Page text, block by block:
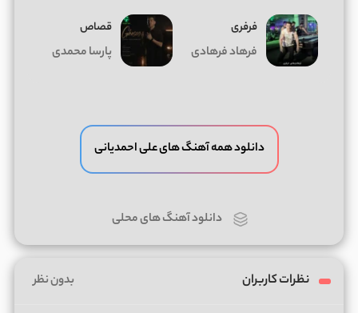
فرفری
فرهاد فرهادی
قصاص
پارسا محمدی
دانلود همه آهنگ های علی احمدیانی
دانلود آهنگ های محلی
نظرات کاربران بدون نظر